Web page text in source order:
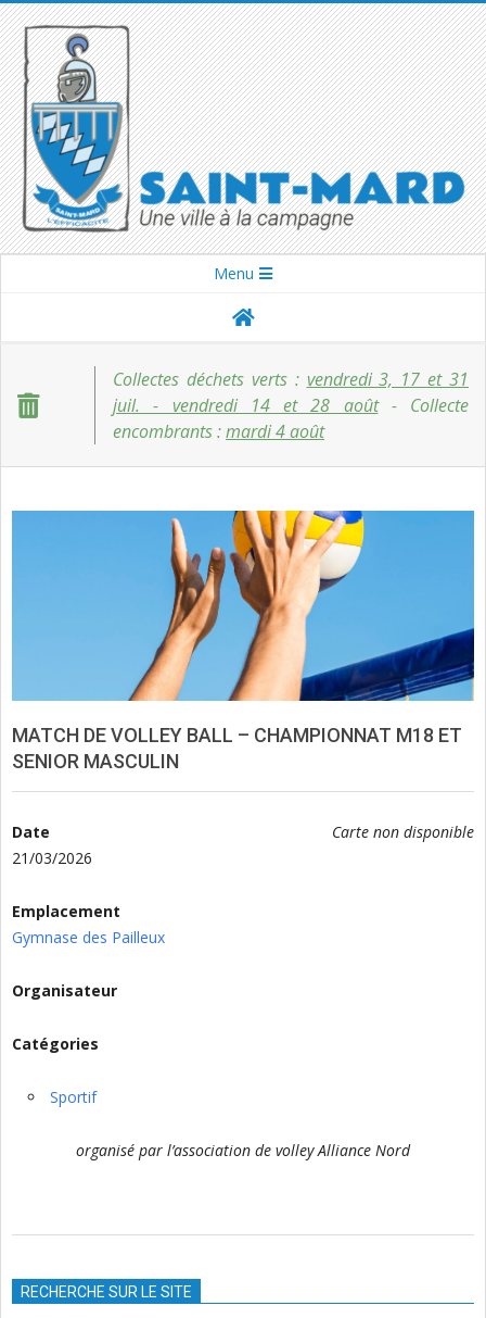
Skip
to
content
SAINT-
Menu
Collectes déchets verts : vendredi 3, 17 et 31
juil. - vendredi 14 et 28 août- Collecte
encombrants :mardi 4 août
MATCH DE VOLLEY BALL – CHAMPIONNAT M18 ET
SENIOR MASCULIN
Carte non disponible
Date
21/03/2026
Emplacement
Gymnase des Pailleux
Organisateur
Catégories
Sportif
organisé par l’association de volley Alliance Nord
21RECHERCHE SUR LE SITE